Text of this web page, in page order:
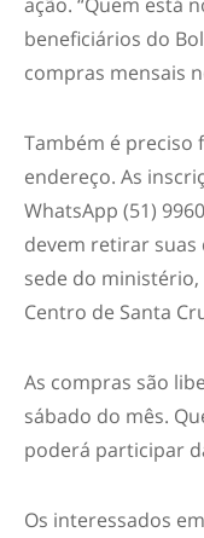
beneficiários do
compras mensais
Também é preciso
endereço. As
WhatsApp (51)
devem retirar
sede do ministério,
Centro de Santa
As compras são
sábado do mês.
poderá participar
Os interessados